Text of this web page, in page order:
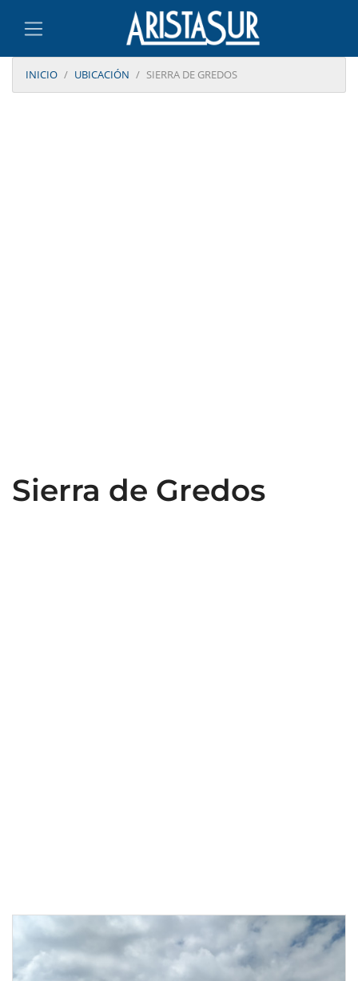
INICIO UBICACIÓN SIERRA DE GREDOS
Sierra de Gredos